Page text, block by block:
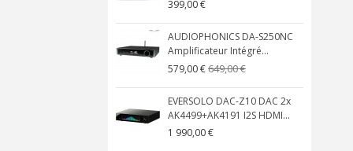
399,00 €
AUDIOPHONICS DA-S250NC
Amplificateur Intégré...
579,00 €649,00 €
EVERSOLO DAC-Z10 DAC 2x
AK4499+AK4191 I2S HDMI...
1 990,00 €